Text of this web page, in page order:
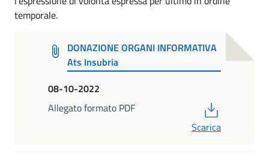
temporale.
DONAZIONE ORGANI INFORMATIVA
Ats Insubria
08-10-2022
Allegato formato PDF
Scarica